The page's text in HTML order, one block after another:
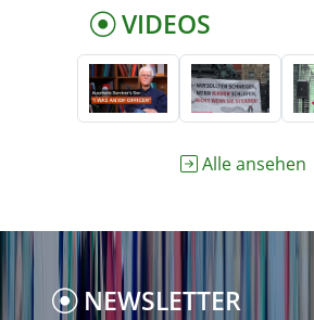
VIDEOS
Alle ansehen
NEWSLETTER